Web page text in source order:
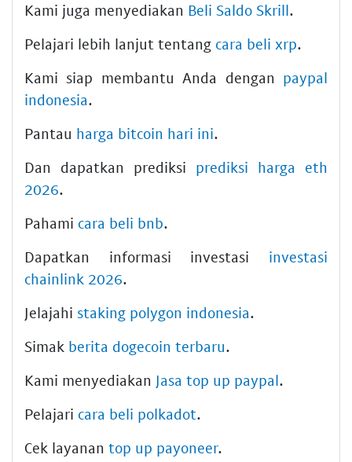
Kami juga menyediakan Beli Saldo Skrill.
Pelajari lebih lanjut tentang cara beli xrp.
Kami siap membantu Anda dengan paypal
indonesia.
Pantau harga bitcoin hari ini.
Dan dapatkan prediksi prediksi harga eth
2026.
Pahami cara beli bnb.
Dapatkan informasi investasi investasi
chainlink 2026.
Jelajahi staking polygon indonesia.
Simak berita dogecoin terbaru.
Kami menyediakan Jasa top up paypal.
Pelajari cara beli polkadot.
Cek layanan top up payoneer.